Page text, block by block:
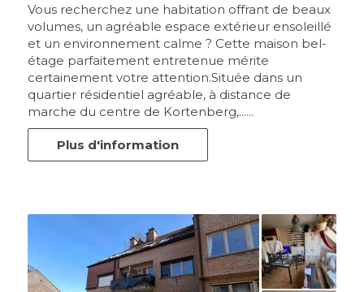
Vous recherchez une habitation offrant de beaux
volumes, un agréable espace extérieur ensoleillé
et un environnement calme ? Cette maison bel-
étage parfaitement entretenue mérite
certainement votre attention.Située dans un
quartier résidentiel agréable, à distance de
marche du centre de Kortenberg,......
Plus d'information